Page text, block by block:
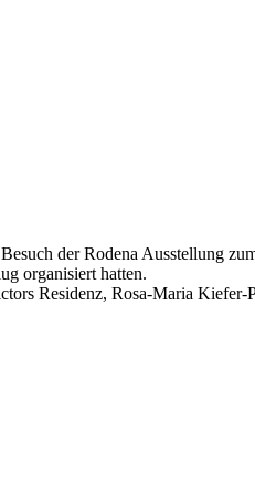
der Rodena Ausstellung
organisiert hatten.
Residenz, Rosa-Maria Kiefer-